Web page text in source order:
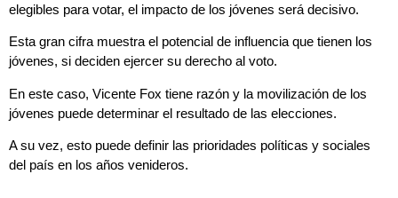
elegibles para votar, el impacto de los jóvenes será decisivo.
Esta gran cifra muestra el potencial de influencia que tienen los
jóvenes, si deciden ejercer su derecho al voto.
En este caso, Vicente Fox tiene razón y la movilización de los
jóvenes puede determinar el resultado de las elecciones.
A su vez, esto puede definir las prioridades políticas y sociales
del país en los años venideros.